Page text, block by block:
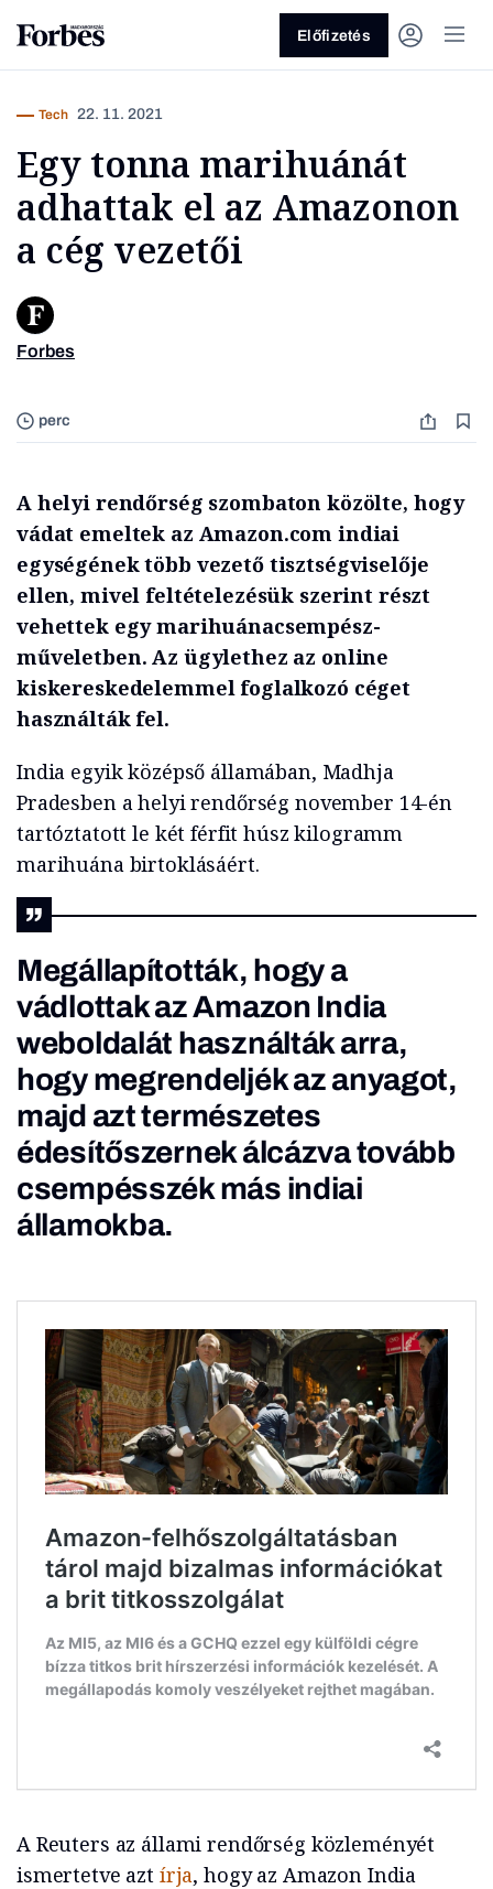
Előfizetés
perc
Tech 22. 11. 2021
Egy tonna marihuánát
adhattak el az Amazonon
a cég vezetői
Forbes
A helyi rendőrség szombaton közölte, hogy
vádat emeltek az Amazon.com indiai
egységének több vezető tisztségviselője
ellen, mivel feltételezésük szerint részt
vehettek egy marihuánacsempész-
műveletben. Az ügylethez az online
kiskereskedelemmel foglalkozó céget
használták fel.
India egyik középső államában, Madhja
Pradesben a helyi rendőrség november 14-én
tartóztatott le két férfit húsz kilogramm
marihuána birtoklásáért.
Megállapították, hogy a
vádlottak az Amazon India
weboldalát használták arra,
hogy megrendeljék az anyagot,
majd azt természetes
édesítőszernek álcázva tovább
csempésszék más indiai
államokba.
A Reuters az állami rendőrség közleményét
ismertetve azt írja, hogy az Amazon India